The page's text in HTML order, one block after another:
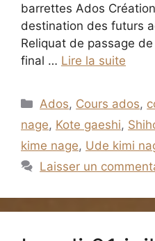
barrettes Ados
destination des futurs
Reliquat de passage
final … Lire la suite
Catégories
Ados, Cours ados,
nage, Kote gaeshi,
kime nage, Ude kimi
Laisser un